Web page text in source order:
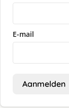
E-mail
Aanmelden